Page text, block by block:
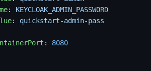
: KEYCLOAK_ADMIN_PASSWORD
: quickstart-admin-pass
: 8080